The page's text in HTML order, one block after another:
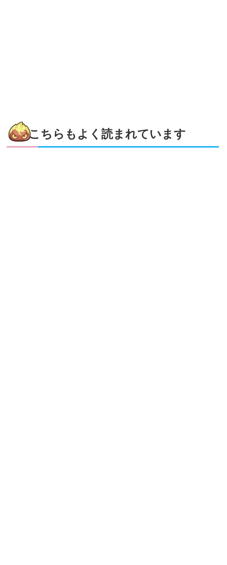
こちらもよく読まれています